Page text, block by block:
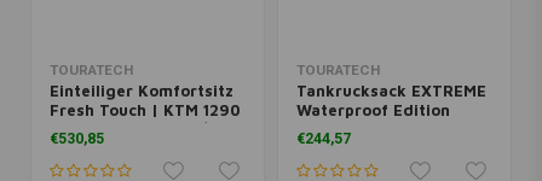
TOURATECH
Einteiliger Komfortsitz
Fresh Touch | KTM 1290
Super Adventure S/R
(2021-)
€530,85
TOURATECH
Tankrucksack EXTREME
Waterproof Edition
€244,57